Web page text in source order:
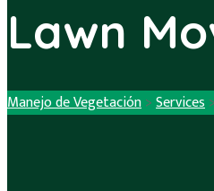
Lawn
Manejo de Vegetación>Services>